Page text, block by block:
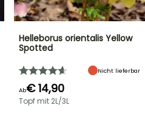
Helleborus orientalis Yellow
Spotted
Nicht lieferbar
Ab€ 14,90
Topf mit 2L/3L